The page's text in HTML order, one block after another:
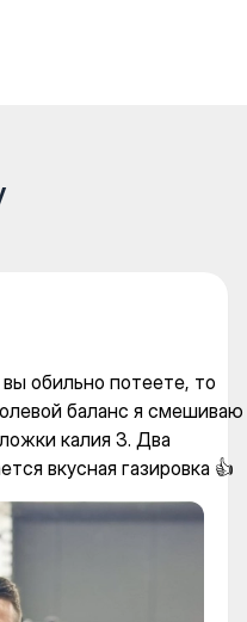
если
обильно потеете, то
баланс я смешиваю
калия 3. Два
вкусная газировка 👍